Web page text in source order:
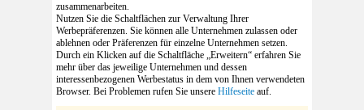
zusammenarbeiten.
Nutzen Sie die Schaltflächen zur Verwaltung Ihrer
Werbepräferenzen. Sie können alle Unternehmen zulassen oder
ablehnen oder Präferenzen für einzelne Unternehmen setzen.
Durch ein Klicken auf die Schaltfläche „Erweitern“ erfahren Sie
mehr über das jeweilige Unternehmen und dessen
interessenbezogenen Werbestatus in dem von Ihnen verwendeten
Browser. Bei Problemen rufen Sie unsere Hilfeseite auf.